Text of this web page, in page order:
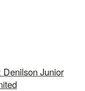
Denilson Junior